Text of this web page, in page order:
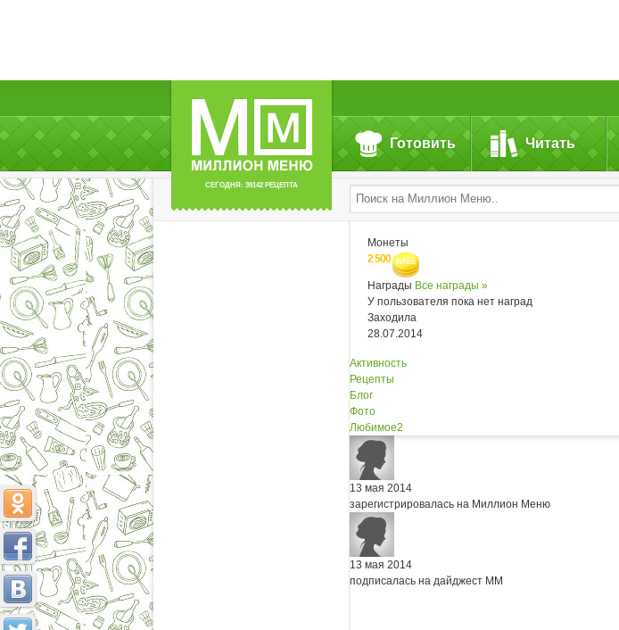
СЕГОДНЯ: 39142 РЕЦЕПТА
Готовить Читать
Монеты
2 500
Награды Все награды »
У пользователя пока нет наград
Заходила
28.07.2014
Активность
Рецепты
Блог
Фото
Любимое2
13 мая 2014
зарегистрировалась на Миллион Меню
13 мая 2014
подписалась на дайджест ММ